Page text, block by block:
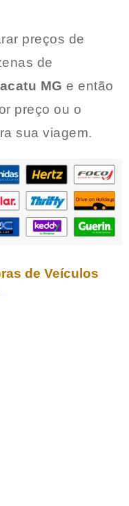
preços de
de
MG e então
preço ou o
sua viagem.
de Veículos